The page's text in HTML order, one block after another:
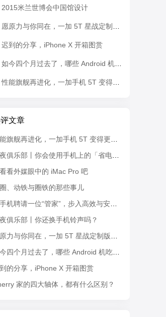
2015米兰世博会中国馆设计
愿原力与你同在，一加 5T 星战定制版开箱
迟到的分享，iPhone X 开箱图赏
如今四个月过去了，哪些 Android 机吃上了「奥利奥」？
性能旗舰再进化，一加手机 5T 变得更出众了
文章
旗舰再进化，一加手机 5T 变得更出众了
俱乐部丨你会使用手机上的「省电模式」吗？
看外媒眼中的 iMac Pro 吧
、动铁与圈铁的那些事儿
机聘请一位“管家”，步入高效与安全的智能时代
俱乐部丨你还换手机铃声吗？
力与你同在，一加 5T 星战定制版开箱
四个月过去了，哪些 Android 机吃上了「奥利奥」？
的分享，iPhone X 开箱图赏
家的四大轴体，都有什么区别？